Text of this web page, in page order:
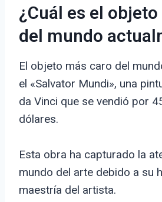
¿Cuál es el
del mundo
El objeto más caro del
el «Salvator Mundi», una
da Vinci que se vendió por
dólares.
Esta obra ha capturado la
mundo del arte debido a su
maestría del artista.